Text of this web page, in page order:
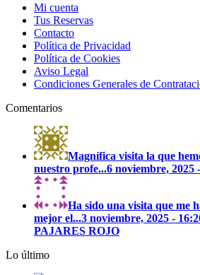
Mi cuenta
Tus Reservas
Contacto
Política de Privacidad
Política de Cookies
Aviso Legal
Condiciones Generales de
Comentarios
Magnífica visita la que
nuestro profe...6 noviembre, 2025
Ha sido una visita que me
mejor el...3 noviembre, 2025 -
PAJARES ROJO
Lo último